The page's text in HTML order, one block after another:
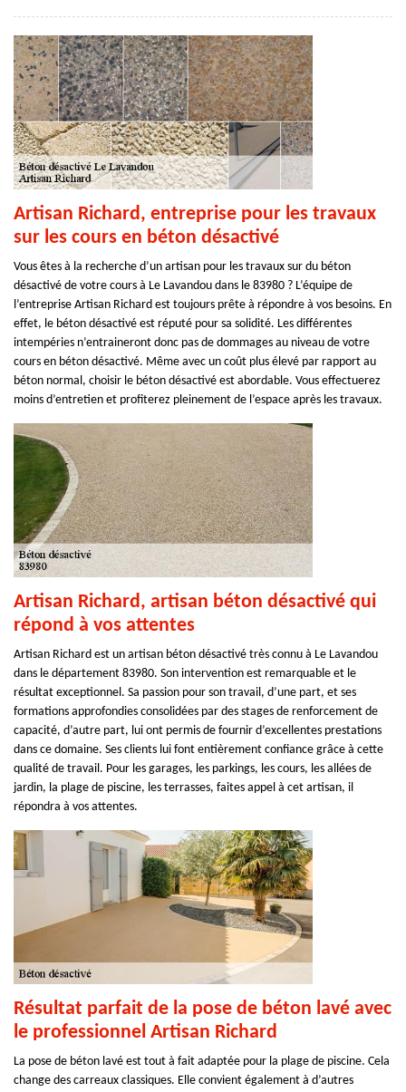
Artisan Richard, entreprise pour les travaux
sur les cours en béton désactivé
Vous êtes à la recherche d’un artisan pour les travaux sur du béton
désactivé de votre cours à Le Lavandou dans le 83980 ? L’équipe de
l’entreprise Artisan Richard est toujours prête à répondre à vos besoins. En
effet, le béton désactivé est réputé pour sa solidité. Les différentes
intempéries n’entraineront donc pas de dommages au niveau de votre
cours en béton désactivé. Même avec un coût plus élevé par rapport au
béton normal, choisir le béton désactivé est abordable. Vous effectuerez
moins d’entretien et profiterez pleinement de l’espace après les travaux.
Artisan Richard, artisan béton désactivé qui
répond à vos attentes
Artisan Richard est un artisan béton désactivé très connu à Le Lavandou
dans le département 83980. Son intervention est remarquable et le
résultat exceptionnel. Sa passion pour son travail, d’une part, et ses
formations approfondies consolidées par des stages de renforcement de
capacité, d’autre part, lui ont permis de fournir d’excellentes prestations
dans ce domaine. Ses clients lui font entièrement confiance grâce à cette
qualité de travail. Pour les garages, les parkings, les cours, les allées de
jardin, la plage de piscine, les terrasses, faites appel à cet artisan, il
répondra à vos attentes.
Résultat parfait de la pose de béton lavé avec
le professionnel Artisan Richard
La pose de béton lavé est tout à fait adaptée pour la plage de piscine. Cela
change des carreaux classiques. Elle convient également à d’autres